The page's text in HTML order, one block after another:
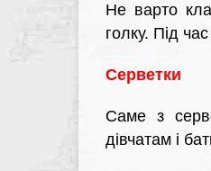
Не варто
голку. Під
Серветки
Саме з
дівчатам і